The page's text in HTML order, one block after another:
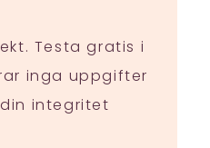
Testa gratis i
inga uppgifter
integritet